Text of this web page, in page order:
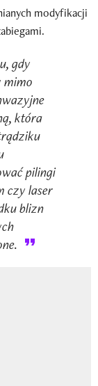
modyfikacji
gdy
mimo
która
pilingi
czy laser
blizn